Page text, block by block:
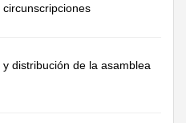
circunscripciones
distribución de la asamblea